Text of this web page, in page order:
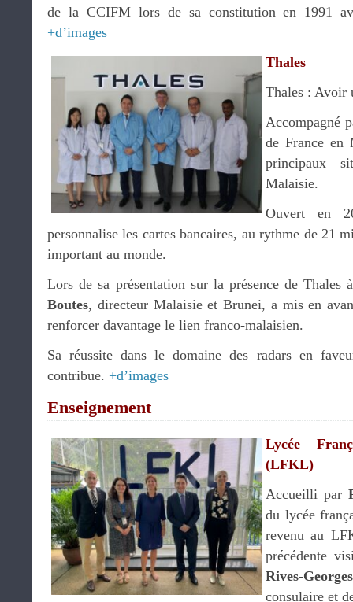
de la CCIFM lors de sa constitution en 1991
+d’images
Thales
Thales : Avoir
Accompagné
de France en
principaux
Malaisie.
Ouvert en
personnalise les cartes bancaires, au rythme de 21
important au monde.
Lors de sa présentation sur la présence de Thales
Boutes, directeur Malaisie et Brunei, a mis en
renforcer davantage le lien franco-malaisien.
Sa réussite dans le domaine des radars en
contribue. +d’images
Enseignement
Lycée
(LFKL)
Accueilli par
du lycée
revenu au
précédente
Rives-Georges
consulaire et